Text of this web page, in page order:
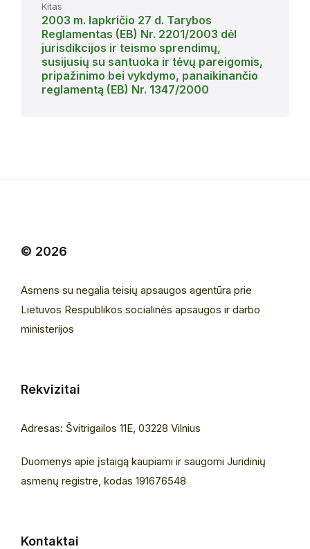
Kitas
2003 m. lapkričio 27 d. Tarybos
Reglamentas (EB) Nr. 2201/2003 dėl
jurisdikcijos ir teismo sprendimų,
susijusių su santuoka ir tėvų pareigomis,
pripažinimo bei vykdymo, panaikinančio
reglamentą (EB) Nr. 1347/2000
© 2026
Asmens su negalia teisių apsaugos agentūra prie
Lietuvos Respublikos socialinės apsaugos ir darbo
ministerijos
Rekvizitai
Adresas: Švitrigailos 11E, 03228 Vilnius
Duomenys apie įstaigą kaupiami ir saugomi Juridinių
asmenų registre, kodas 191676548
Kontaktai